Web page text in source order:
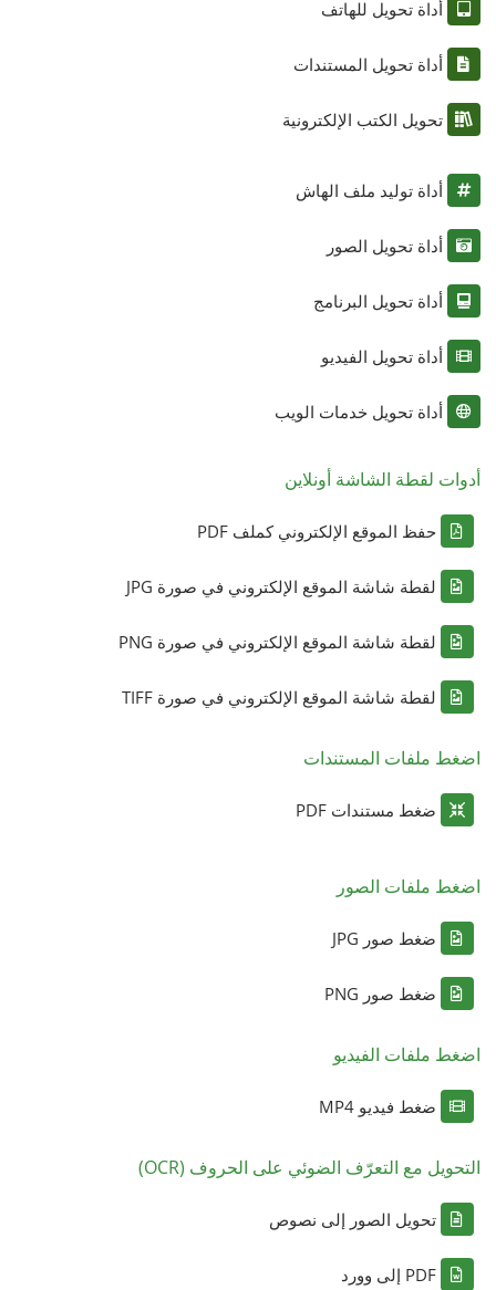
أداة تحويل للهاتف
أداة تحويل المستندات
تحويل الكتب الإلكترونية
أداة توليد ملف الهاش
أداة تحويل الصور
أداة تحويل البرنامج
أداة تحويل الفيديو
أداة تحويل خدمات الويب
أدوات لقطة الشاشة أونلاين
حفظ الموقع الإلكتروني كملف PDF
لقطة شاشة الموقع الإلكتروني في صورة JPG
لقطة شاشة الموقع الإلكتروني في صورة PNG
لقطة شاشة الموقع الإلكتروني في صورة TIFF
اضغط ملفات المستندات
ضغط مستندات PDF
اضغط ملفات الصور
ضغط صور JPG
ضغط صور PNG
اضغط ملفات الفيديو
ضغط فيديو MP4
التحويل مع التعرّف الضوئي على الحروف (OCR)
تحويل الصور إلى نصوص
PDF إلى وورد